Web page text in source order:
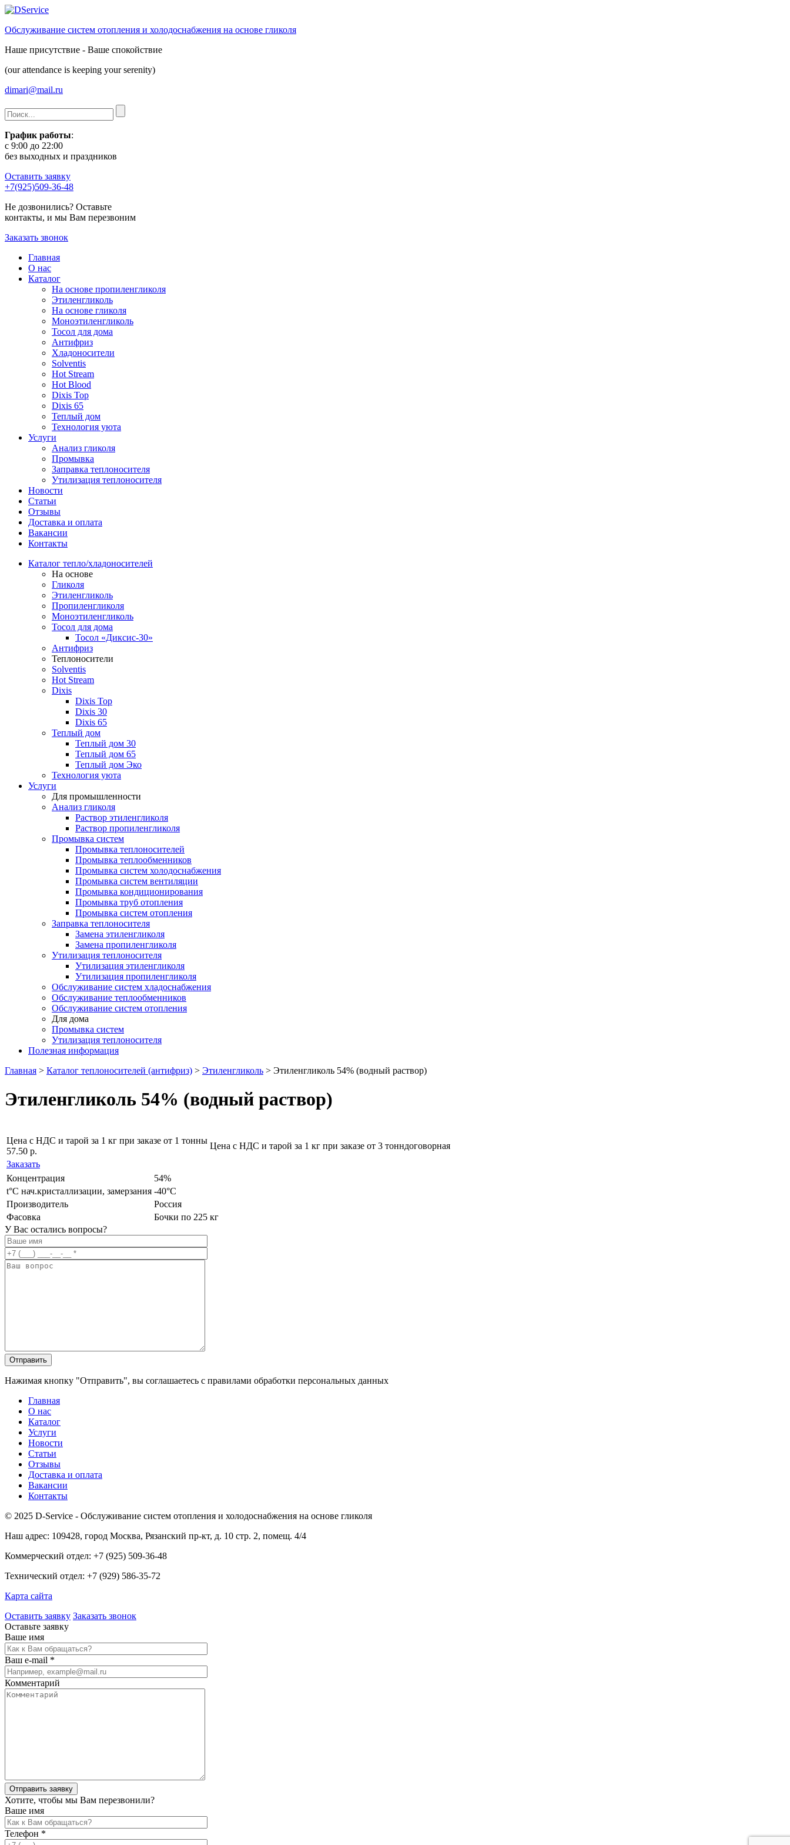
Обслуживание систем отопления и холодоснабжения на основе гликоля
Наше присутствие - Ваше спокойствие
(our attendance is keeping your serenity)
dimari@mail.ru
График работы:
с 9:00 до 22:00
без выходных и праздников
Оставить заявку
+7(925)509-36-48
Не дозвонились? Оставьте
контакты, и мы Вам перезвоним
Заказать звонок
Главная
О нас
Каталог
На основе пропиленгликоля
Этиленгликоль
На основе гликоля
Моноэтиленгликоль
Тосол для дома
Антифриз
Хладоносители
Solventis
Hot Stream
Hot Blood
Dixis Top
Dixis 65
Теплый дом
Технология уюта
Услуги
Анализ гликоля
Промывка
Заправка теплоносителя
Утилизация теплоносителя
Новости
Статьи
Отзывы
Доставка и оплата
Вакансии
Контакты
Каталог тепло/хладоносителей
На основе
Гликоля
Этиленгликоль
Пропиленгликоля
Моноэтиленгликоль
Тосол для дома
Тосол «Диксис-30»
Антифриз
Теплоносители
Solventis
Hot Stream
Dixis
Dixis Top
Dixis 30
Dixis 65
Теплый дом
Теплый дом 30
Теплый дом 65
Теплый дом Эко
Технология уюта
Услуги
Для промышленности
Анализ гликоля
Раствор этиленгликоля
Раствор пропиленгликоля
Промывка систем
Промывка теплоносителей
Промывка теплообменников
Промывка систем холодоснабжения
Промывка систем вентиляции
Промывка кондиционирования
Промывка труб отопления
Промывка систем отопления
Заправка теплоносителя
Замена этиленгликоля
Замена пропиленгликоля
Утилизация теплоносителя
Утилизация этиленгликоля
Утилизация пропиленгликоля
Обслуживание систем хладоснабжения
Обслуживание теплообменников
Обслуживание систем отопления
Для дома
Промывка систем
Утилизация теплоносителя
Полезная информация
Главная > Каталог теплоносителей (антифриз) > Этиленгликоль > Этиленгликоль 54% (водный раствор)
Этиленгликоль 54% (водный раствор)
Цена с НДС и тарой за 1 кг при заказе от 1 тонны
57.50 р.
Цена с НДС и тарой за 1 кг при заказе от 3 тонндоговорная
Заказать
Концентрация
54%
t°C нач.кристаллизации, замерзания -40°C
Производитель
Россия
Фасовка
Бочки по 225 кг
У Вас остались вопросы?
Нажимая кнопку "Отправить", вы соглашаетесь с правилами обработки персональных данных
Главная
О нас
Каталог
Услуги
Новости
Статьи
Отзывы
Доставка и оплата
Вакансии
Контакты
© 2025 D-Service - Обслуживание систем отопления и холодоснабжения на основе гликоля
Наш адрес: 109428, город Москва, Рязанский пр-кт, д. 10 стр. 2, помещ. 4/4
Коммерческий отдел: +7 (925) 509-36-48
Технический отдел: +7 (929) 586-35-72
Карта сайта
Оставить заявку Заказать звонок
Оставьте заявку
Ваше имя
Ваш e-mail *
Комментарий
Хотите, чтобы мы Вам перезвонили?
Ваше имя
Телефон *